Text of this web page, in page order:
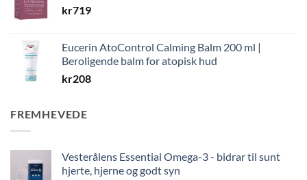
kr719
Eucerin AtoControl Calming Balm 200 ml |
Beroligende balm for atopisk hud
kr208
FREMHEVEDE
Vesterålens Essential Omega-3 - bidrar til sunt
hjerte, hjerne og godt syn